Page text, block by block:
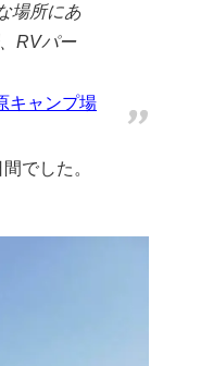
場所にあ
RVパー
キャンプ場
でした。